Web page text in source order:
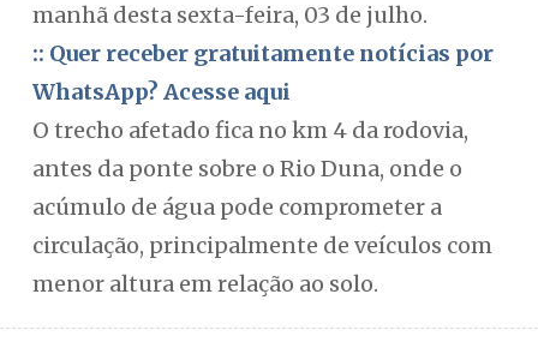
manhã desta sexta-feira, 03 de julho.
:: Quer receber gratuitamente notícias por
WhatsApp? Acesse aqui
O trecho afetado fica no km 4 da rodovia,
antes da ponte sobre o Rio Duna, onde o
acúmulo de água pode comprometer a
circulação, principalmente de veículos com
menor altura em relação ao solo.